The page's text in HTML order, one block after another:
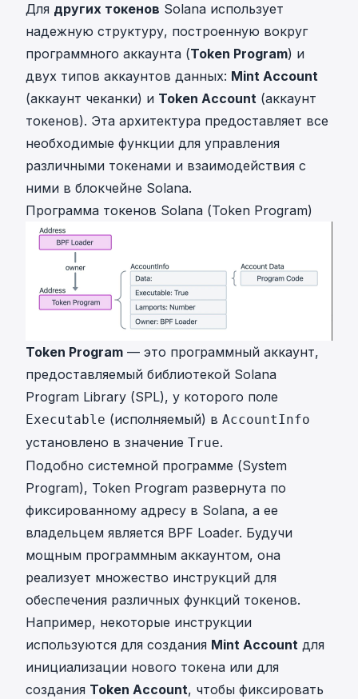
Для других токенов Solana использует
надежную структуру, построенную вокруг
программного аккаунта (Token Program) и
двух типов аккаунтов данных: Mint Account
(аккаунт чеканки) и Token Account (аккаунт
токенов). Эта архитектура предоставляет все
необходимые функции для управления
различными токенами и взаимодействия с
ними в блокчейне Solana.
Программа токенов Solana (Token Program)
Token Program — это программный аккаунт,
предоставляемый библиотекой Solana
Program Library (SPL), у которого поле
Executable (исполняемый) в AccountInfo
установлено в значение True.
Подобно системной программе (System
Program), Token Program развернута по
фиксированному адресу в Solana, а ее
владельцем является BPF Loader. Будучи
мощным программным аккаунтом, она
реализует множество инструкций для
обеспечения различных функций токенов.
Например, некоторые инструкции
используются для создания Mint Account для
инициализации нового токена или для
создания Token Account, чтобы фиксировать